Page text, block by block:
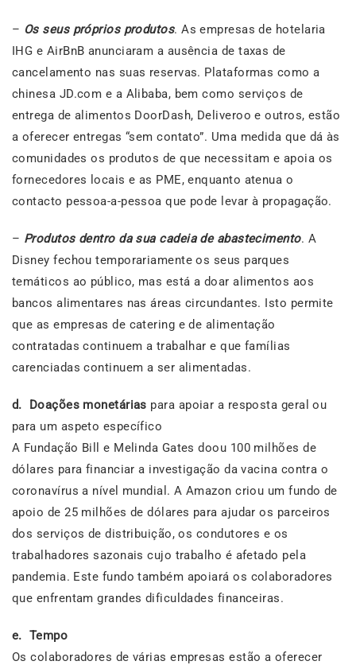
– Os seus próprios produtos. As empresas de hotelaria
IHG e AirBnB anunciaram a ausência de taxas de
cancelamento nas suas reservas. Plataformas como a
chinesa JD.com e a Alibaba, bem como serviços de
entrega de alimentos DoorDash, Deliveroo e outros, estão
a oferecer entregas “sem contato”. Uma medida que dá às
comunidades os produtos de que necessitam e apoia os
fornecedores locais e as PME, enquanto atenua o
contacto pessoa-a-pessoa que pode levar à propagação.
– Produtos dentro da sua cadeia de abastecimento. A
Disney fechou temporariamente os seus parques
temáticos ao público, mas está a doar alimentos aos
bancos alimentares nas áreas circundantes. Isto permite
que as empresas de catering e de alimentação
contratadas continuem a trabalhar e que famílias
carenciadas continuem a ser alimentadas.
d. Doações monetárias para apoiar a resposta geral ou
para um aspeto específico
A Fundação Bill e Melinda Gates doou 100 milhões de
dólares para financiar a investigação da vacina contra o
coronavírus a nível mundial. A Amazon criou um fundo de
apoio de 25 milhões de dólares para ajudar os parceiros
dos serviços de distribuição, os condutores e os
trabalhadores sazonais cujo trabalho é afetado pela
pandemia. Este fundo também apoiará os colaboradores
que enfrentam grandes dificuldades financeiras.
e. Tempo
Os colaboradores de várias empresas estão a oferecer